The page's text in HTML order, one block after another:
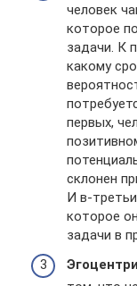
человек
которое
задачи. К
какому
первых,
склонен
И в-
которое
задачи в